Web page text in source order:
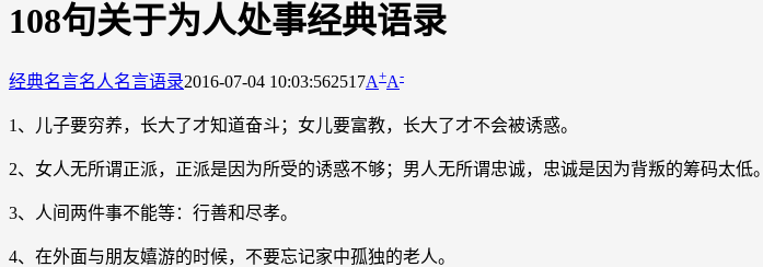
108句关于为人处事经典语录
经典名言名人名言语录2016-07-04 10:03:562517A+A-
1、儿子要穷养，长大了才知道奋斗；女儿要富教，长大了才不会被诱惑。
2、女人无所谓正派，正派是因为所受的诱惑不够；男人无所谓忠诚，忠诚是因为背叛的筹码太低。
3、人间两件事不能等：行善和尽孝。
4、在外面与朋友嬉游的时候，不要忘记家中孤独的老人。